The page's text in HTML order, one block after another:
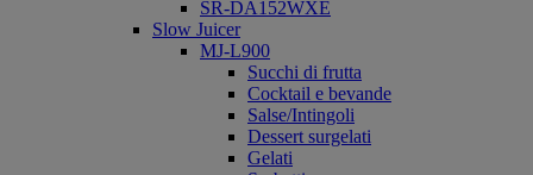
SR-DA152WXE
Slow Juicer
MJ-L900
Succhi di frutta
Cocktail e bevande
Salse/Intingoli
Dessert surgelati
Gelati